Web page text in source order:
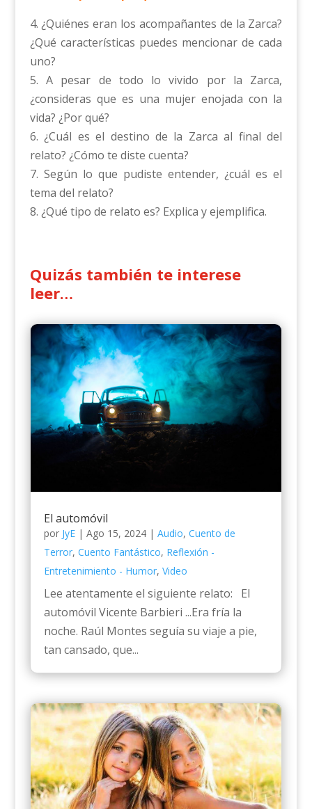
4. ¿Quiénes eran los acompañantes de la Zarca?
¿Qué características puedes mencionar de cada
uno?
5. A pesar de todo lo vivido por la Zarca,
¿consideras que es una mujer enojada con la
vida? ¿Por qué?
6. ¿Cuál es el destino de la Zarca al final del
relato? ¿Cómo te diste cuenta?
7. Según lo que pudiste entender, ¿cuál es el
tema del relato?
8. ¿Qué tipo de relato es? Explica y ejemplifica.
Quizás también te interese
leer…
El automóvil
por JyE| Ago 15, 2024| Audio, Cuento de
Terror, Cuento Fantástico, Reflexión -
Entretenimiento - Humor, Video
Lee atentamente el siguiente relato: El
automóvil Vicente Barbieri ...Era fría la
noche. Raúl Montes seguía su viaje a pie,
tan cansado, que...